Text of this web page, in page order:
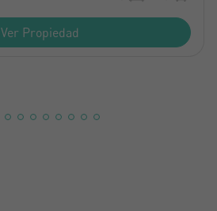
Ver Propiedad